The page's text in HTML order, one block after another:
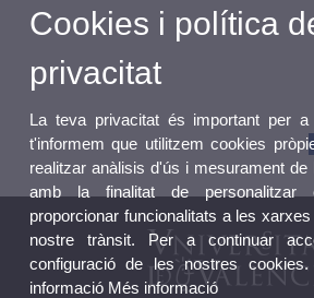
Cookies i política
privacitat
La teva privacitat és important per
t'informem que utilitzem cookies
realitzar anàlisis d'ús i mesurament
amb la finalitat de personalitzar
proporcionar funcionalitats a les
nostre trànsit. Per a continuar
configuració de les nostres
informació Més informació